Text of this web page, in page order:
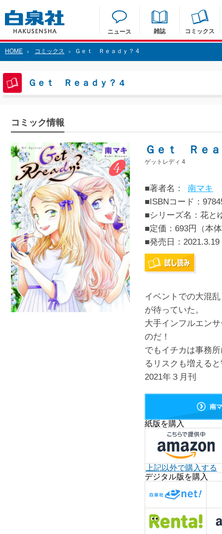
ニュース 雑誌 コミックス
HOME > コミックス > Ｇｅｔ Ｒｅａｄｙ？ 4
Ｇｅｔ Ｒｅａｄｙ？ 4
コミック情報
Ｇｅｔ Ｒｅａ
ゲットレディ 4
■著者名：
南マキ
■ISBNコード：
■シリーズ名：花と
■定価：693円（本
■発売日： 2021.3.19
イベントでの大混
が待っていた。
大手インフルエン
のだ！
でもイチカは事務
るリスクも増える
2021年３月刊
南
紙版を購入
上記以外で購入する
デジタル版を購入